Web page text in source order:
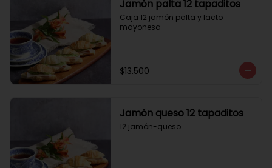
Jamón palta 12 tapaditos
Caja 12 jamón palta y lacto
mayonesa
$13.500
Jamón queso 12 tapaditos
12 jamón-queso